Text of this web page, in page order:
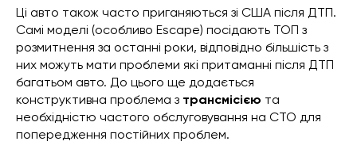
Ці авто також часто приганяються зі США після ДТП.
Самі моделі (особливо Escape) посідають ТОП з
розмитнення за останні роки, відповідно більшість з
них можуть мати проблеми які притаманні після ДТП
багатьом авто. До цього ще додається
конструктивна проблема з трансмісією та
необхідністю частого обслуговування на СТО для
попередження постійних проблем.